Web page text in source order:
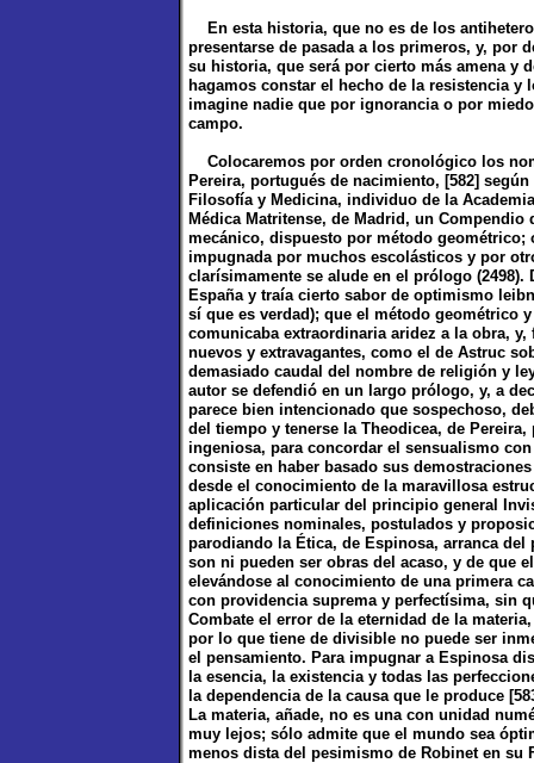
En esta historia, que no es de los
presentarse de pasada a los primeros, y, por
su historia, que será por cierto más amena y
hagamos constar el hecho de la resistencia
imagine nadie que por ignorancia o por
campo.
Colocaremos por orden cronológico los
Pereira, portugués de nacimiento, [582]
Filosofía y Medicina, individuo de la
Médica Matritense, de Madrid, un
mecánico, dispuesto por método
impugnada por muchos escolásticos y por
clarísimamente se alude en el prólogo
España y traía cierto sabor de optimismo
sí que es verdad); que el método geométrico
comunicaba extraordinaria aridez a la obra,
nuevos y extravagantes, como el de Astruc
demasiado caudal del nombre de religión y
autor se defendió en un largo prólogo, y, a
parece bien intencionado que sospechoso,
del tiempo y tenerse la Theodicea, de
ingeniosa, para concordar el sensualismo
consiste en haber basado sus
desde el conocimiento de la maravillosa
aplicación particular del principio general
definiciones nominales, postulados y
parodiando la Ética, de Espinosa, arranca
son ni pueden ser obras del acaso, y de que
elevándose al conocimiento de una primera
con providencia suprema y perfectísima, sin
Combate el error de la eternidad de la
por lo que tiene de divisible no puede ser
el pensamiento. Para impugnar a Espinosa
la esencia, la existencia y todas las
la dependencia de la causa que le produce
La materia, añade, no es una con unidad
muy lejos; sólo admite que el mundo sea
menos dista del pesimismo de Robinet en su